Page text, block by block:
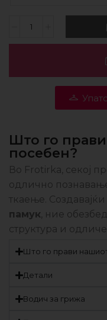
Што го
посебен?
Во Frotirka, секој
одлично
ткаење.
памук, ние
структура и
Што го прави
Детали
Водич за грижа